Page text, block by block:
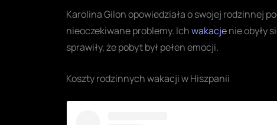
Karolina Gilon opowiedziała o swojej rodzinnej
nieoczekiwane problemy. Ichwakacjenie obyły
sprawiły, że pobyt był pełen emocji.
Koszty rodzinnych wakacji w Hiszpanii